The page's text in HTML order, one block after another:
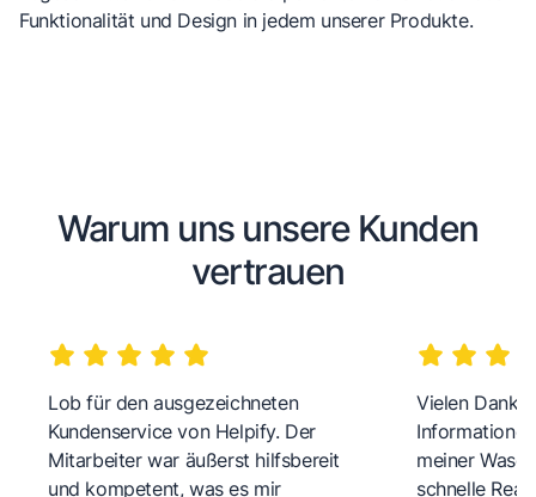
Funktionalität und Design in jedem unserer Produkte.
Warum uns unsere Kunden
vertrauen
Lob für den ausgezeichneten
Kundenservice von Helpify. Der
Mitarbeiter war äußerst hilfsbereit
und kompetent, was es mir
Vielen Dank
meiner
schnelle